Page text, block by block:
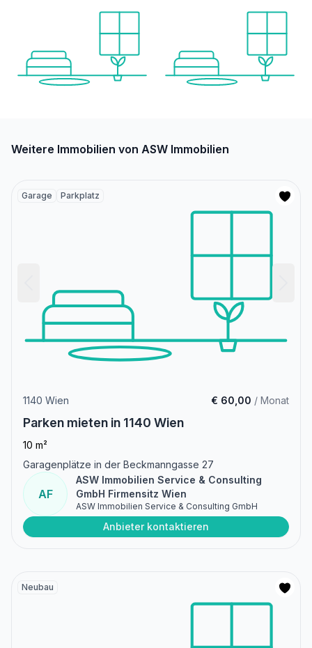
Weitere Immobilien von ASW Immobilien
Garage Parkplatz
1140 Wien € 60,00 / Monat
Parken mieten in 1140 Wien
10 m²
Garagenplätze in der Beckmanngasse 27
AF
ASW Immobilien Service & Consulting
GmbH Firmensitz Wien
ASW Immobilien Service & Consulting GmbH
Anbieter kontaktieren
Neubau